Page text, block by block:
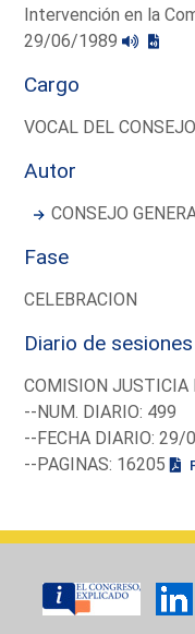
Intervención en la
29/06/1989
Cargo
VOCAL DEL
Autor
CONSEJO
Fase
CELEBRACION
Diario de sesiones
COMISION JUSTICIA
--NUM. DIARIO: 499
--FECHA DIARIO: 29/
--PAGINAS: 16205